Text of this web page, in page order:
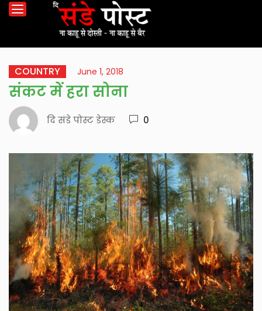
COUNTRY June 1, 2018
संकट में हरा सोना
दि संडे पोस्ट डेस्क 0